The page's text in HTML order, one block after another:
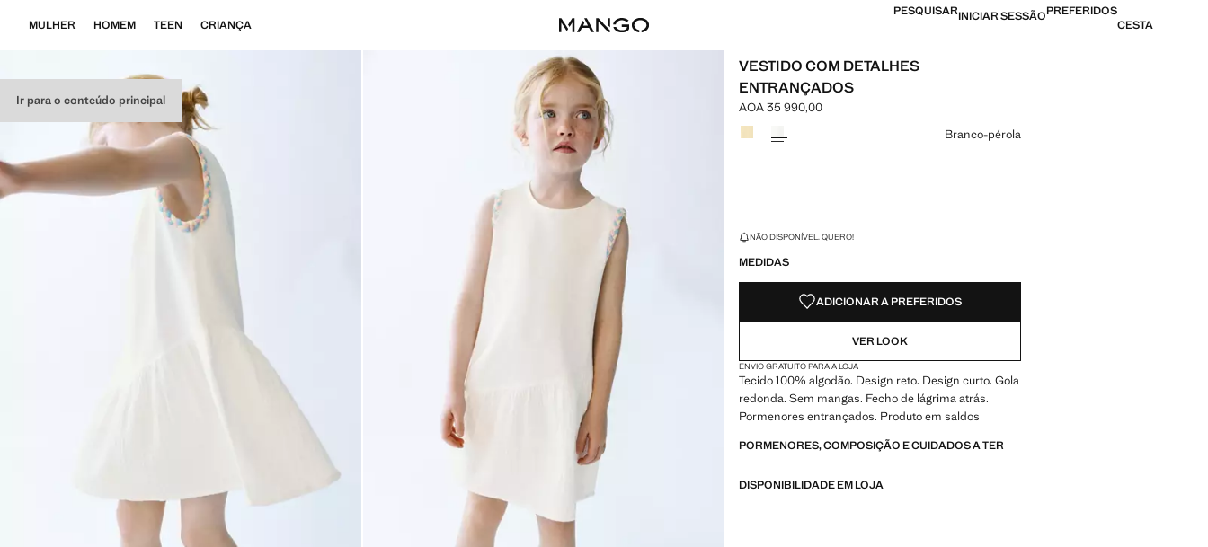
Ir para o conteúdo principal
MULHER HOMEM TEEN CRIANÇA
PESQUISARINICIAR SESSÃOPREFERIDOS
CESTA
VESTIDO COM DETALHES
ENTRANÇADOS
Preço atual [AOA 35 990,00 ]
AOA 35 990,00
Selecione uma cor
Branco-pérola
ÚLTIMAS UNIDADES!
NÃO DISPONÍVEL. QUERO!
MEDIDAS
ADICIONAR A PREFERIDOS
VER LOOK
ENVIO GRATUITO PARA A LOJA
Tecido 100% algodão. Design reto. Design curto. Gola
redonda. Sem mangas. Fecho de lágrima atrás.
Pormenores entrançados. Produto em saldos
PORMENORES, COMPOSIÇÃO E CUIDADOS A TER
DISPONIBILIDADE EM LOJA